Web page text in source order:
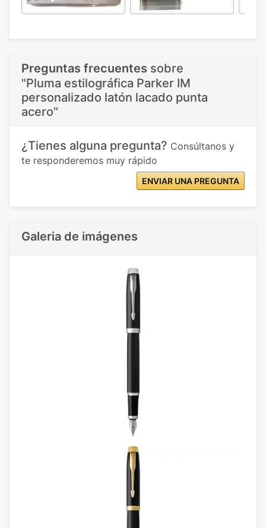
Preguntas frecuentes sobre
"Pluma estilográfica Parker IM
personalizado latón lacado punta
acero"
¿Tienes alguna pregunta? Consúltanos y
te responderemos muy rápido
ENVIAR UNA PREGUNTA
Galeria de imágenes